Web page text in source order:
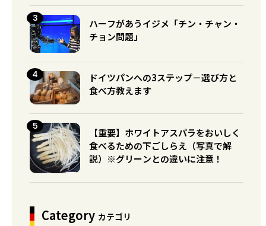
ハーフがあうイジメ「チン・チャン・
チョン問題」
ドイツパンへの3ステップ－選び方と
食べ方教えます
【重要】ホワイトアスパラをおいしく
食べるための下ごしらえ（写真で解
説）※グリーンとの違いに注意！
Category カテゴリ